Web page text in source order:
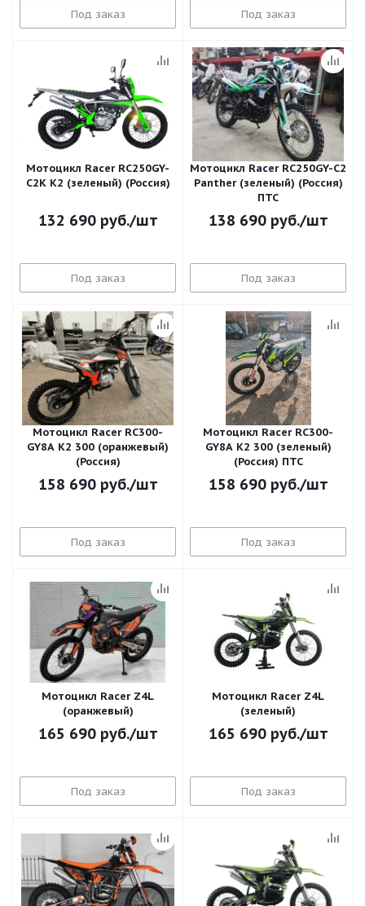
Под заказ Под заказ
Мотоцикл Racer RC250GY-
C2K K2 (зеленый) (Россия)
132 690руб./шт
Под заказ
Мотоцикл Racer RC250GY-C2
Panther (зеленый) (Россия)
ПТС
138 690руб./шт
Под заказ
Мотоцикл Racer RC300-
GY8A K2 300 (оранжевый)
(Россия)
158 690руб./шт
Под заказ
Мотоцикл Racer RC300-
GY8A K2 300 (зеленый)
(Россия) ПТС
158 690руб./шт
Под заказ
Мотоцикл Racer Z4L
(оранжевый)
165 690руб./шт
Под заказ
Мотоцикл Racer Z4L
(зеленый)
165 690руб./шт
Под заказ